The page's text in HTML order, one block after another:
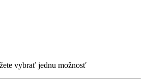
vybrať jednu možnosť